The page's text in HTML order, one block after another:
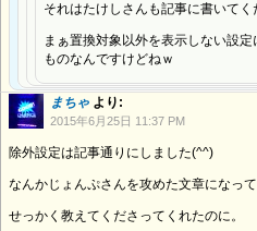
それはたけしさんも記事に書いてく
まぁ置換対象以外を表示しない設
ものなんですけどねｗ
まちゃ より:
2015年6月25日 11:37 PM
除外設定は記事通りにしました(^^)
なんかじょんぷさんを攻めた文章になっ
せっかく教えてくださってくれたのに。